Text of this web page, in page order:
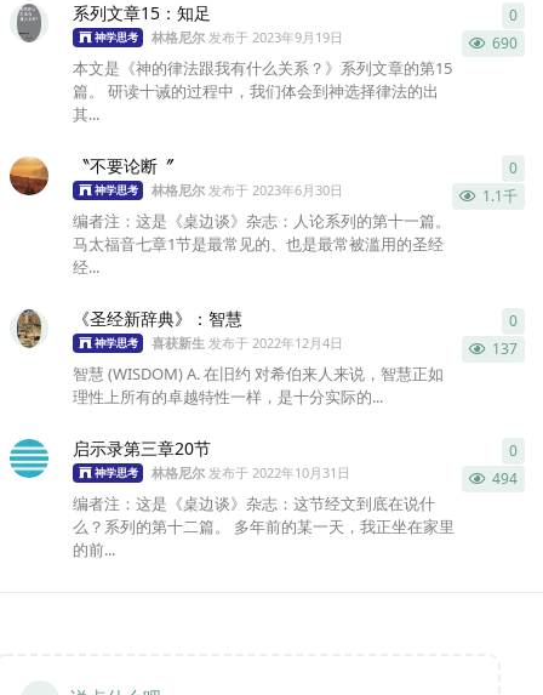
系列文章15：知足
神学思考 林格尼尔 发布于2023年9月19日 690
本文是《神的律法跟我有什么关系？》系列文章的第15
篇。 研读十诫的过程中，我们体会到神选择律法的出
其...
0
〝不要论断〞
神学思考 林格尼尔 发布于2023年6月30日 1.1千
编者注：这是《桌边谈》杂志：人论系列的第十一篇。
马太福音七章1节是最常见的、也是最常被滥用的圣经
经...
0
《圣经新辞典》：智慧
神学思考 喜获新生 发布于2022年12月4日 137
智慧 (WISDOM) A. 在旧约 对希伯来人来说，智慧正如
理性上所有的卓越特性一样，是十分实际的...
0
启示录第三章20节
神学思考 林格尼尔 发布于2022年10月31日 494
编者注：这是《桌边谈》杂志：这节经文到底在说什
么？系列的第十二篇。 多年前的某一天，我正坐在家里
的前...
0